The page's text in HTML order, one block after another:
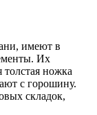
имеют в
Их
ножка
с горошину.
складок,